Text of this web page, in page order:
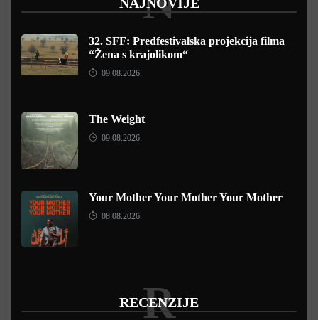
32. SFF: Predfestivalska projekcija filma
“Žena s krajolikom“
09.08.2026.
The Weight
09.08.2026.
Your Mother Your Mother Your Mother
08.08.2026.
RECENZIJE
R